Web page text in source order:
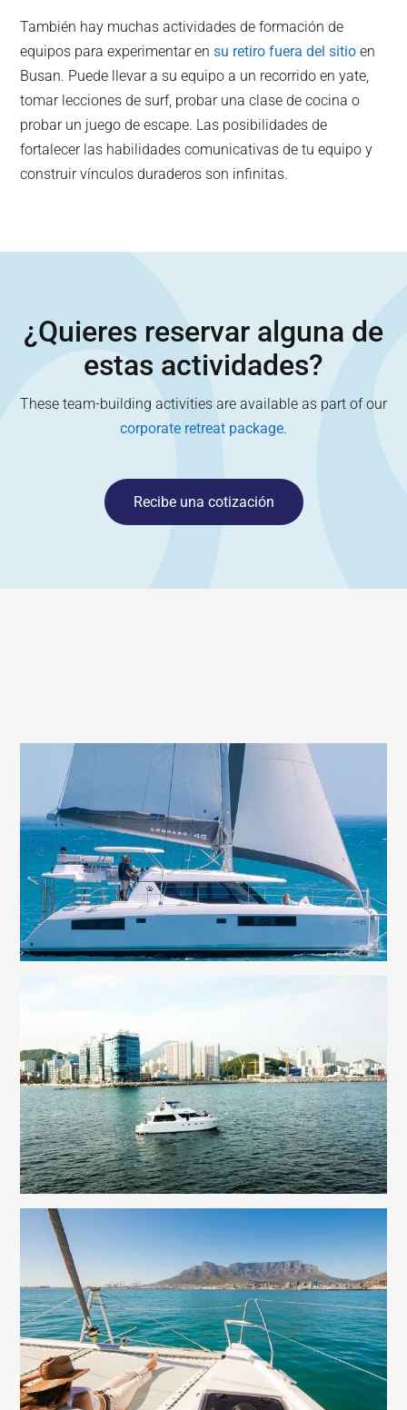
También hay muchas actividades de formación de
equipos para experimentar ensu retiro fuera del sitio en
Busan. Puede llevar a su equipo a un recorrido en yate,
tomar lecciones de surf, probar una clase de cocina o
probar un juego de escape. Las posibilidades de
fortalecer las habilidades comunicativas de tu equipo y
construir vínculos duraderos son infinitas.
¿Quieres reservar alguna de
estas actividades?
These team-building activities are available as part of our
corporate retreat package.
Recibe una cotización